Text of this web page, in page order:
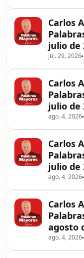
Carlos
julio de
jul. 29, 2026
Carlos
julio de
ago. 4, 2026
Carlos
julio de
ago. 4, 2026
Carlos
agosto
ago. 4, 2026